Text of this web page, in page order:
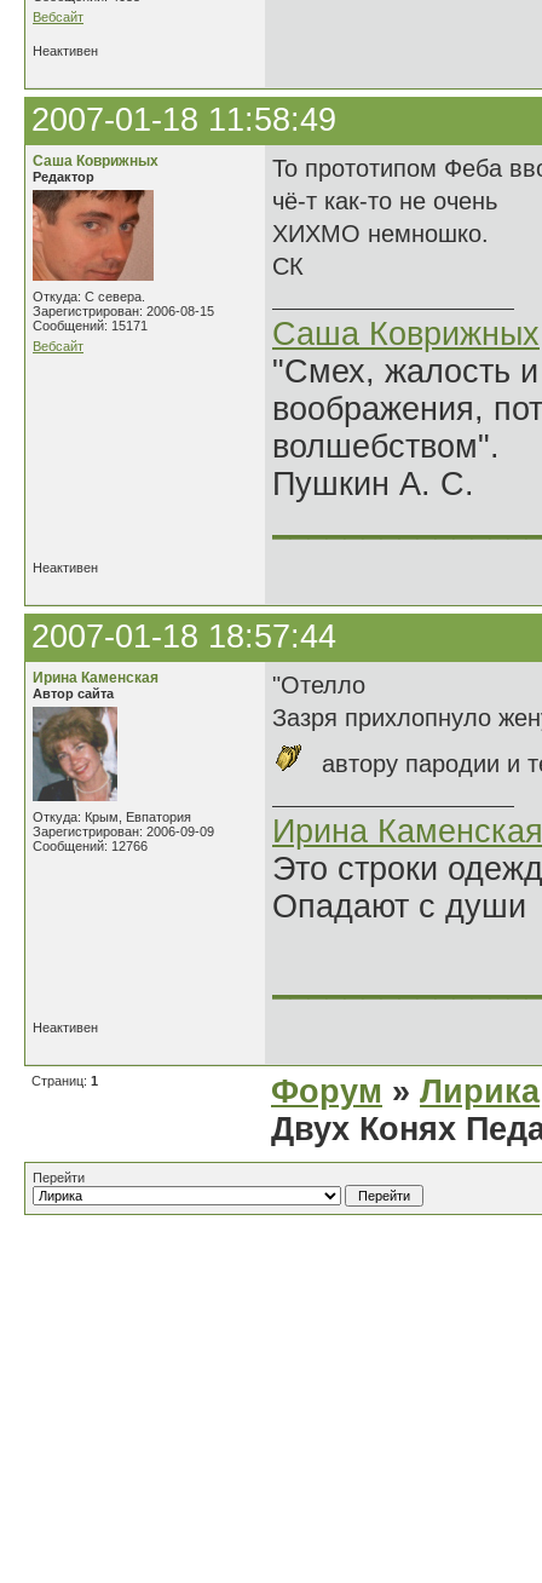
Вебсайт
Неактивен
2007-01-18 11:58:49
Саша Коврижных
Редактор
Откуда: С севера.
Зарегистрирован: 2006-08-15
Сообщений: 15171
Вебсайт
То прототипом Феба
чё-т как-то не очень
ХИХМО немношко.
СК
Саша Коврижных
"Смех, жалость
воображения,
волшебством".
Пушкин А. С.
Неактивен
2007-01-18 18:57:44
Ирина Каменская
Автор сайта
Откуда: Крым, Евпатория
Зарегистрирован: 2006-09-09
Сообщений: 12766
"Отелло
Зазря прихлопнуло
автору пародии и
Ирина Каменская
Это строки
Опадают с души
Неактивен
Страниц: 1 Форум » Лирика
Двух Конях
Перейти